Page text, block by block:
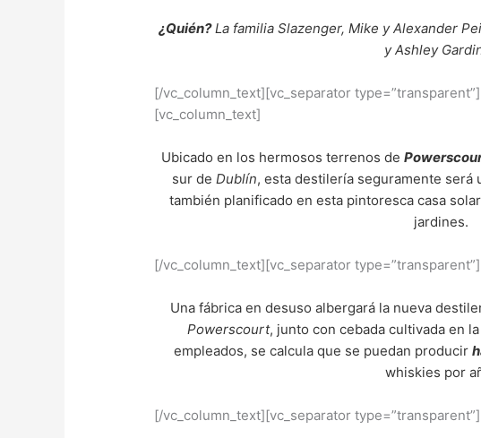
¿Quién?La familia Slazenger, Mike y Alexander
y Ashley
[/vc_column_text][vc_separator
[vc_column_text]
Ubicado en los hermosos terrenos de
sur de Dublín, esta destilería seguramente
también planificado en esta pintoresca casa
jardines.
[/vc_column_text][vc_separator
Una fábrica en desuso albergará la nueva
Powerscourt, junto con cebada cultivada en
empleados, se calcula que se puedan producir
whiskies por
[/vc_column_text][vc_separator